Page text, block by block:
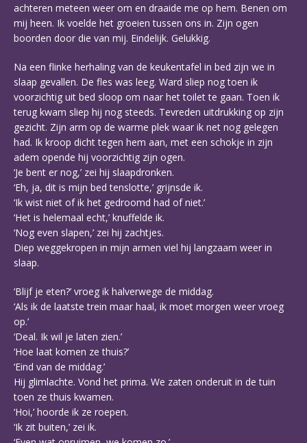
achteren meteen weer om en draaide me op hem. Benen om
mij heen. Ik voelde het groeien tussen ons in. Zijn ogen
boorden door die van mij. Eindelijk. Gelukkig.
Na een flinke herhaling van de keukentafel in bed zijn we in
slaap gevallen. De fles was leeg. Ward sliep nog toen ik
voorzichtig uit bed sloop om naar het toilet te gaan. Toen ik
terug kwam sliep hij nog steeds. Tevreden uitdrukking op zijn
gezicht. Zijn arm op de warme plek waar ik net nog gelegen
had. Ik kroop dicht tegen hem aan, met een schokje in zijn
adem opende hij voorzichtig zijn ogen.
‘Je bent er nog,’ zei hij slaapdronken.
‘Eh, ja, dit is mijn bed tenslotte,’ grijnsde ik.
‘Ik wist niet of ik het gedroomd had of niet.’
‘Het is helemaal echt,’ knuffelde ik.
‘Nog even slapen,’ zei hij zachtjes.
Diep weggekropen in mijn armen viel hij langzaam weer in
slaap.
‘Blijf je eten?’ vroeg ik halverwege de middag.
‘Als ik de laatste trein maar haal, ik moet morgen weer vroeg
op.’
‘Deal. Ik wil je laten zien.’
‘Hoe laat komen ze thuis?’
‘Eind van de middag.’
Hij glimlachte. Vond het prima. We zaten onderuit in de tuin
toen ze thuis kwamen.
‘Hoi,’ hoorde ik ze roepen.
‘Ik zit buiten,’ zei ik.